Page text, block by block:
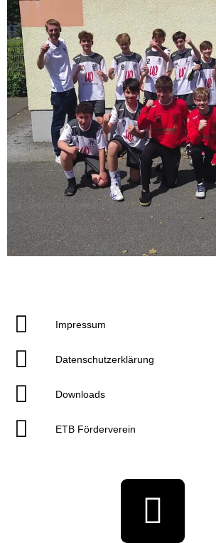
Impressum
Datenschutzerklärung
Downloads
ETB Förderverein